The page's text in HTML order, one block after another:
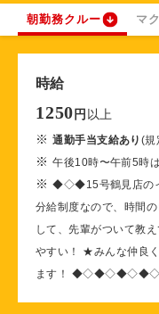
朝勤務クルー マ
時給
1250 円 以上
※通勤手当支給あり (規
※午後10時〜午前5時
※◆◇◆15号鶴見店の
分給制度なので、時間
して、先輩がついて教
やすい！ ★みんな仲良
ます！